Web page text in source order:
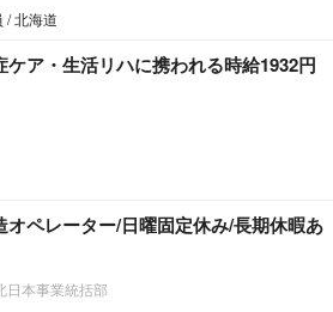
/ 北海道
ア・生活リハに携われる時給1932円
ペレーター/日曜固定休み/長期休暇あ
日本事業統括部